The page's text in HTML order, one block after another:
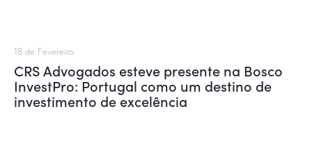
18 de Fevereiro
CRS Advogados esteve presente na Bosco
InvestPro: Portugal como um destino de
investimento de excelência